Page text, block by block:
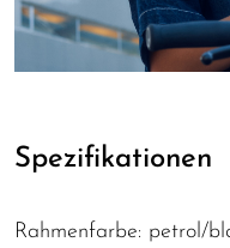
Spezifikationen
Rahmenfarbe: petrol/